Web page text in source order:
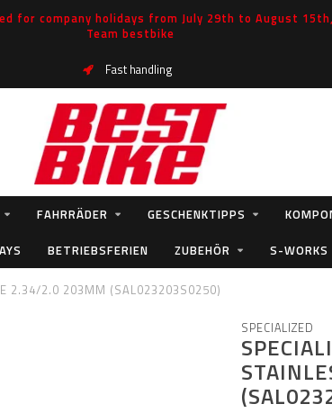
for company holidays from July 29th to August
Team bestbike
Fast handling
FAHRRÄDER GESCHENKTIPPS
BETRIEBSFERIEN ZUBEHÖR S-WORKS
2.34/2.0 203MM (SAL023203S0250)
SPECIALIZED